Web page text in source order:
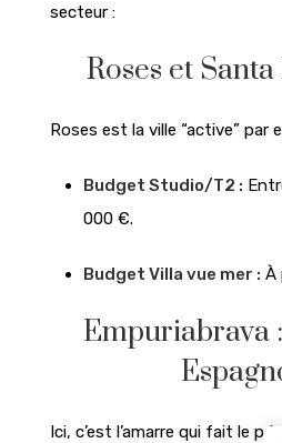
secteur :
Roses et
Roses est la ville “active” par
Budget Studio/T2 :
000 €.
Budget Villa vue mer : À
Empuriabrava
Ici, c’est l’amarre qui fait le prix.